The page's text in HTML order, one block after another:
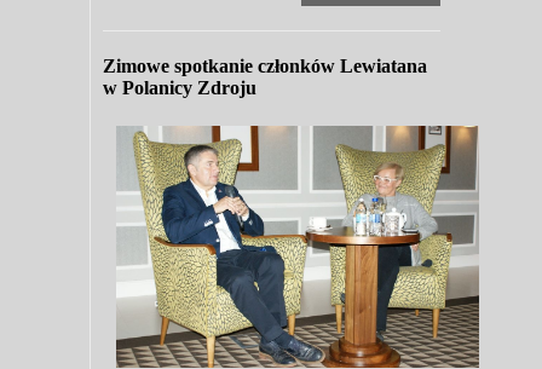
Zimowe spotkanie członków Lewiatana
w Polanicy Zdroju